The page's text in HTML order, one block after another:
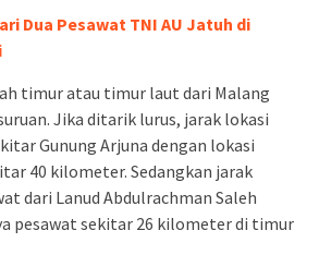
Dua Pesawat TNI AU Jatuh di
timur atau timur laut dari Malang
Jika ditarik lurus, jarak lokasi
Gunung Arjuna dengan lokasi
40 kilometer. Sedangkan jarak
dari Lanud Abdulrachman Saleh
pesawat sekitar 26 kilometer di timur